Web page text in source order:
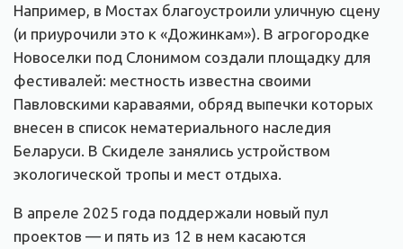
Например, в Мостах благоустроили уличную сцену
(и приурочили это к «Дожинкам»). В агрогородке
Новоселки под Слонимом создали площадку для
фестивалей: местность известна своими
Павловскими караваями, обряд выпечки которых
внесен в список нематериального наследия
Беларуси. В Скиделе занялись устройством
экологической тропы и мест отдыха.
В апреле 2025 года поддержали новый пул
проектов — и пять из 12 в нем касаются